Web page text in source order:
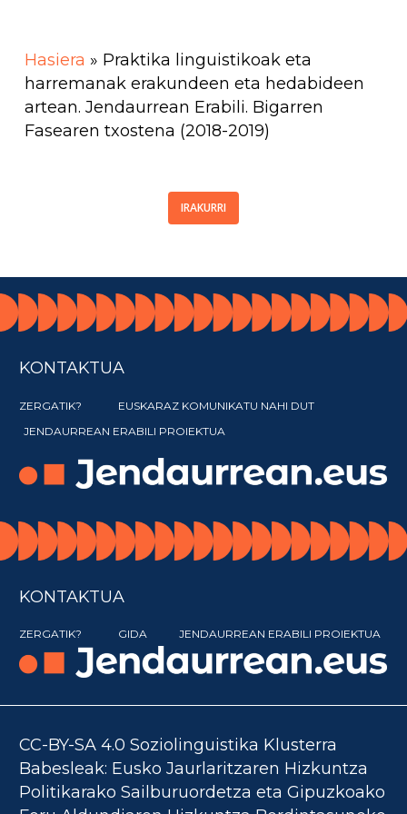
Hasiera » Praktika linguistikoak eta
harremanak erakundeen eta hedabideen
artean. Jendaurrean Erabili. Bigarren
Fasearen txostena (2018-2019)
IRAKURRI
KONTAKTUA
ZERGATIK?
EUSKARAZ KOMUNIKATU NAHI DUT
JENDAURREAN ERABILI PROIEKTUA
KONTAKTUA
ZERGATIK? GIDA JENDAURREAN ERABILI PROIEKTUA
CC-BY-SA 4.0 Soziolinguistika Klusterra
Babesleak: Eusko Jaurlaritzaren Hizkuntza
Politikarako Sailburuordetza eta Gipuzkoako